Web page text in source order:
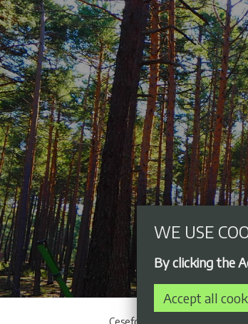
Cesefor © 2021 - 2026
WE USE
By clicking the
Accept all